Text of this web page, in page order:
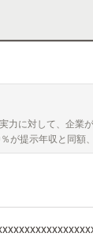
力に対して、企業
が提示年収と同